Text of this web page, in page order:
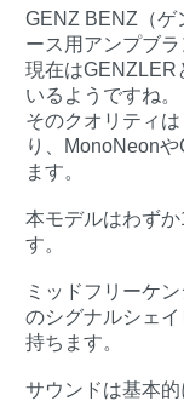
GENZ BENZ（ゲ
ース用アンプブラ
現在はGENZLER
いるようですね。
そのクオリティ
り、MonoNeon
ます。
本モデルはわず
す。
ミッドフリーケ
のシグナルシェ
持ちます。
サウンドは基本